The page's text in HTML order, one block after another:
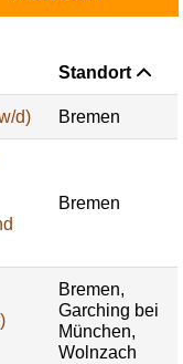
Standort
d) Bremen
Bremen
Bremen,
Garching bei
München,
Wolnzach